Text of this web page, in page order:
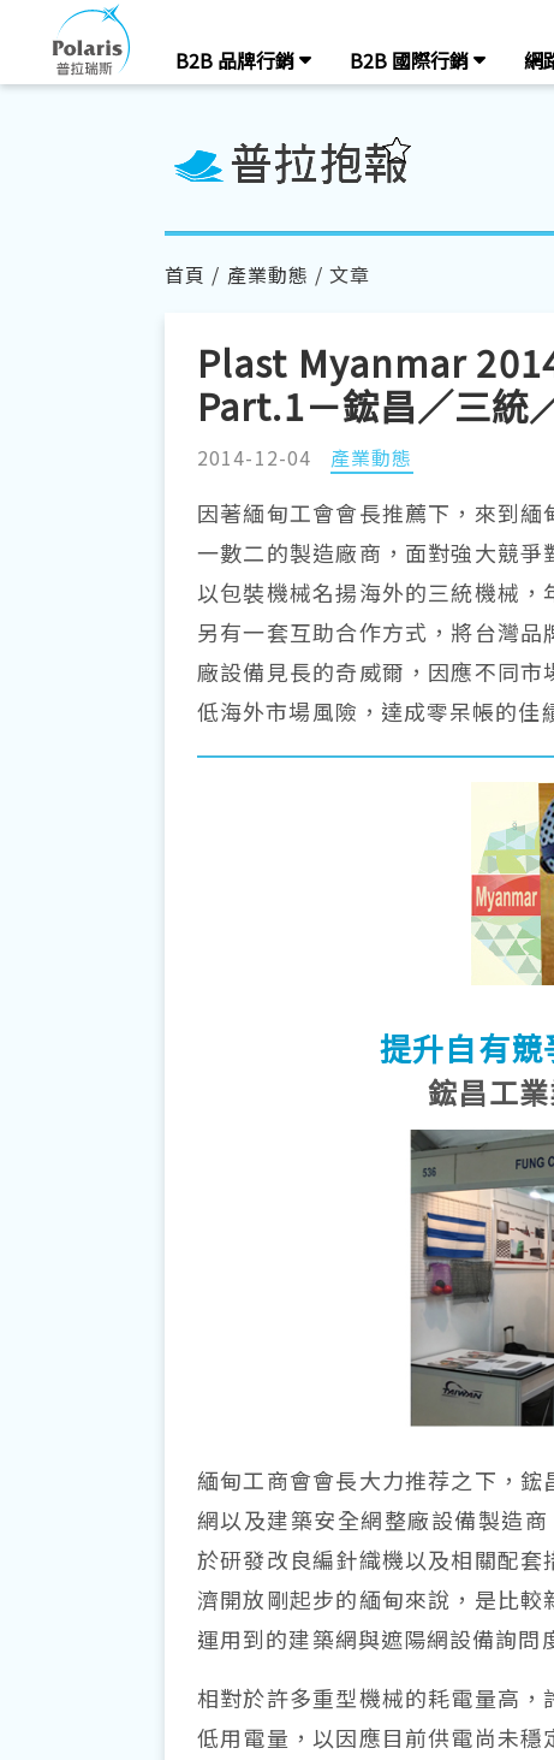
B2B 品牌行銷 B2B 國際行銷 網
首頁 / 產業動態 / 文章
Plast Myanmar
Part.1－鋐昌／三統
2014-12-04 產業動態
因著緬甸工會會長推薦下，來到
一數二的製造廠商，面對強大競爭
以包裝機械名揚海外的三統機械
另有一套互助合作方式，將台灣
廠設備見長的奇威爾，因應不同
低海外市場風險，達成零呆帳的佳
提升自有
鋐昌工
緬甸工商會會長大力推荐之下，
網以及建築安全網整廠設備製造
於研發改良編針織機以及相關配
濟開放剛起步的緬甸來說，是比
運用到的建築網與遮陽網設備詢問
相對於許多重型機械的耗電量高
低用電量，以因應目前供電尚未